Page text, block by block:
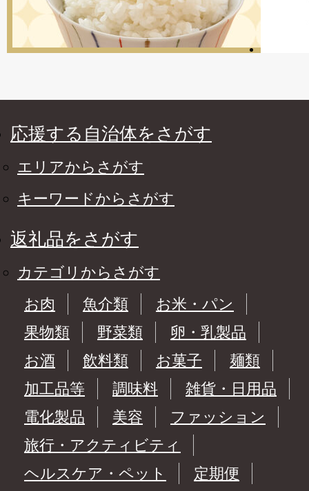
応援する自治体をさがす
エリアからさがす
キーワードからさがす
返礼品をさがす
カテゴリからさがす
お肉
魚介類
お米・パン
果物類
野菜類
卵・乳製品
お酒
飲料類 お菓子
麺類
加工品等
調味料
雑貨・日用品
電化製品
美容
ファッション
旅行・アクティビティ
ヘルスケア・ペット
定期便